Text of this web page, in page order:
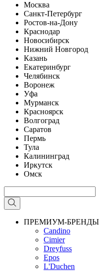
Москва
Санкт-Петербург
Ростов-на-Дону
Краснодар
Новосибирск
Нижний Новгород
Казань
Екатеринбург
Челябинск
Воронеж
Уфа
Мурманск
Красноярск
Волгоград
Саратов
Пермь
Тула
Калининград
Иркутск
Омск
ПРЕМИУМ-БРЕНДЫ
Candino
Cimier
Dreyfuss
Epos
L'Duchen